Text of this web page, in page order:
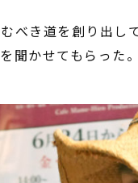
べき道を創り出
聞かせてもらった。